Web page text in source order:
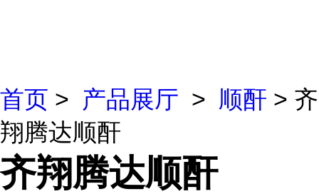
首页 > 产品展厅 > 顺酐 > 齐
翔腾达顺酐
齐翔腾达顺酐